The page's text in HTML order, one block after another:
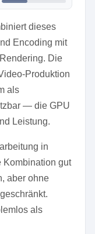
dieses
Encoding mit
Die
Produktion
als
— die GPU
Leistung.
in
Kombination gut
aber ohne
als